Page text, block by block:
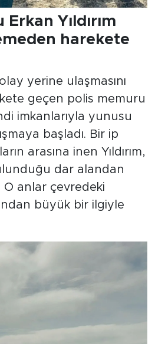
Yıldırım
harekete
yerine ulaşmasını
geçen polis memuru
imkanlarıyla yunusu
başladı. Bir ip
arasına inen Yıldırım,
dar alandan
O anlar çevredeki
büyük bir ilgiyle